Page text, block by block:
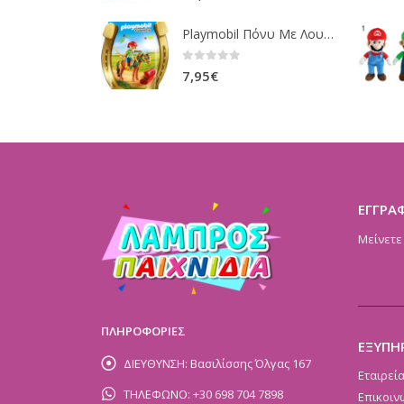
Playmobil Πόνυ Με Λουλουδάκια Και Κοριτσάκι 6968
7,95€
ΠΛΗΡΟΦΟΡΙΕΣ
ΔΙΕΥΘΥΝΣΗ: Βασιλίσσης Όλγας 167
ΤΗΛΕΦΩΝΟ: +30 698 704 7898
Εταιρεία